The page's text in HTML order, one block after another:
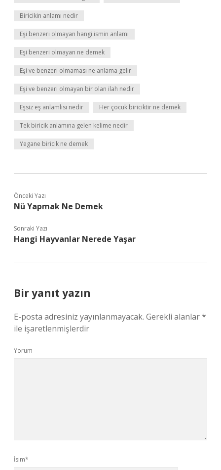
Biricikin anlamı nedir
Eşi benzeri olmayan hangi ismin anlamı
Eşi benzeri olmayan ne demek
Eşi ve benzeri olmaması ne anlama gelir
Eşi ve benzeri olmayan bir olan ilah nedir
Eşsiz eş anlamlısı nedir Her çocuk biriciktir ne demek
Tek biricik anlamına gelen kelime nedir
Yegane biricik ne demek
Önceki Yazı
Nü Yapmak Ne Demek
Sonraki Yazı
Hangi Hayvanlar Nerede Yaşar
Bir yanıt yazın
E-posta adresiniz yayınlanmayacak. Gerekli alanlar*
ile işaretlenmişlerdir
Yorum
İsim*